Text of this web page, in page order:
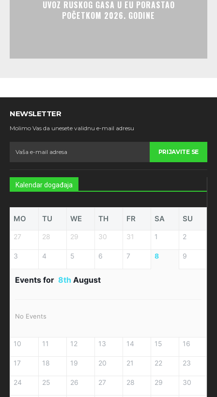
UVOZ RUSKOG GASA U EU PORASTAO
POČETKOM 2026. GODINE
NEWSLETTER
Molimo Vas da unesete validnu e-mail adresu
PRIJAVITE SE
Kalendar događaja
MO TU WE TH FR SA SU
27 28 29 30 31 1 2
3 4 5 6 7 8 9
Events for 8th August
No Events
10 11 12 13 14 15 16
17 18 19 20 21 22 23
24 25 26 27 28 29 30